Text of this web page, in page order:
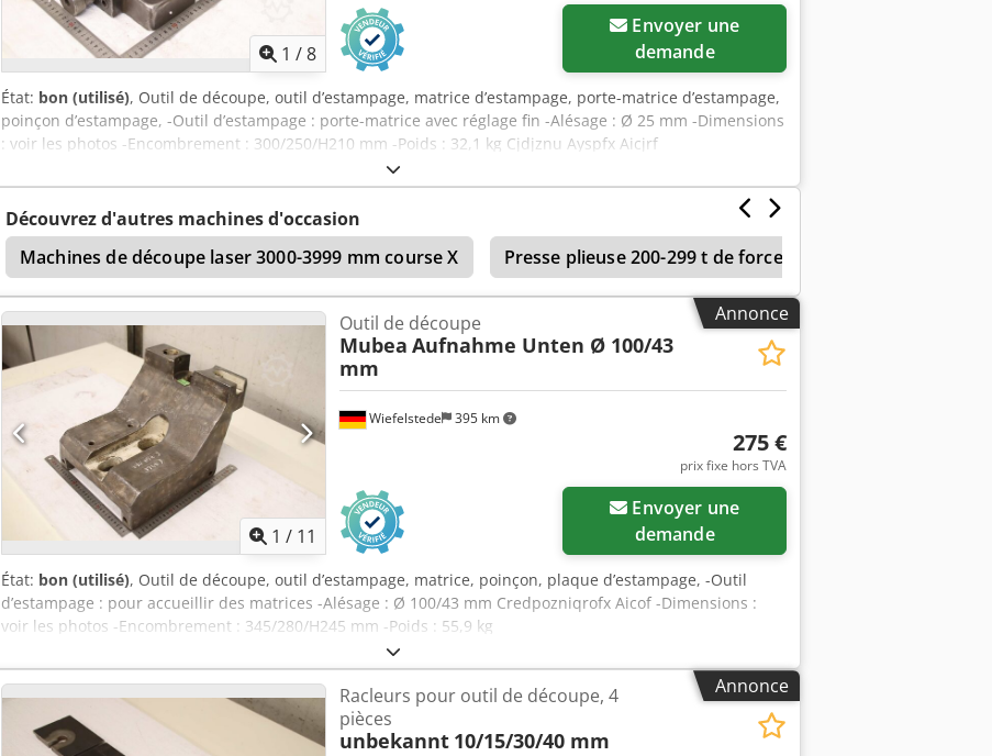
1 /8
demande
État: bon (utilisé), Outil de découpe, outil d’estampage, matrice d’estampage, porte-matrice d’estampage,
poinçon d’estampage, -Outil d’estampage : porte-matrice avec réglage fin -Alésage : Ø 25 mm -Dimensions
: voir les photos -Encombrement : 300/250/H210 mm -Poids : 32,1 kg Cjdjznu Ayspfx Aicjrf
Découvrez d'autres machines d'occasion
Machines de découpe laser 3000-3999 mm course X
Presse plieuse 200-299 t de force
Annonce
1 / 11
Wiefelstede 395 km
Outil de découpe
Mubea Aufnahme Unten Ø 100/43
mm
275 €
prix fixe hors TVA
demande
État: bon (utilisé), Outil de découpe, outil d’estampage, matrice, poinçon, plaque d’estampage, -Outil
d’estampage : pour accueillir des matrices -Alésage : Ø 100/43 mm Credpozniqrofx Aicof -Dimensions :
voir les photos -Encombrement : 345/280/H245 mm -Poids : 55,9 kg
Annonce
Racleurs pour outil de découpe, 4
pièces
unbekannt 10/15/30/40 mm